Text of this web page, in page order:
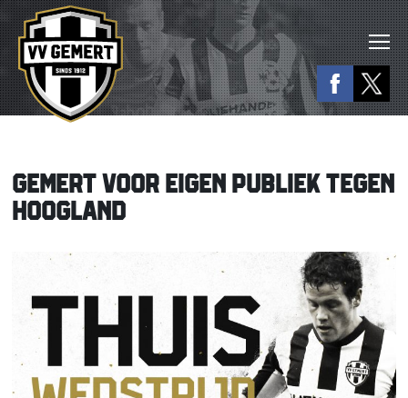
GEMERT VOOR EIGEN PUBLIEK TEGEN
HOOGLAND